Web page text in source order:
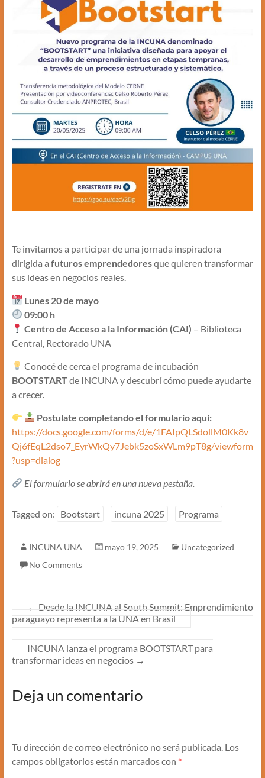
Te invitamos a participar de una jornada inspiradora
dirigida a futuros emprendedoresque quieren transformar
sus ideas en negocios reales.
Lunes 20 de mayo
09:00 h
Centro de Acceso a la Información (CAI) – Biblioteca
Central, Rectorado UNA
Conocé de cerca el programa de incubación
BOOTSTARTde INCUNA y descubrí cómo puede ayudarte
a crecer.
Postulate completando el formulario aquí:
https://docs.google.com/forms/d/e/1FAIpQLSdollM0Kk8v
Qj6fEqL2dso7_EyrWkQy7Jebk5zoSxWLm9pT8g/viewform
?usp=dialog
El formulario se abrirá en una nueva pestaña.
Tagged on: Bootstart incuna 2025 Programa
INCUNA UNA mayo 19, 2025
Uncategorized
No Comments
← Desde la INCUNA al South Summit: Emprendimiento
paraguayo representa a la UNA en Brasil
INCUNA lanza el programa BOOTSTART para
transformar ideas en negocios →
Deja un comentario
Tu dirección de correo electrónico no será publicada. Los
campos obligatorios están marcados con *